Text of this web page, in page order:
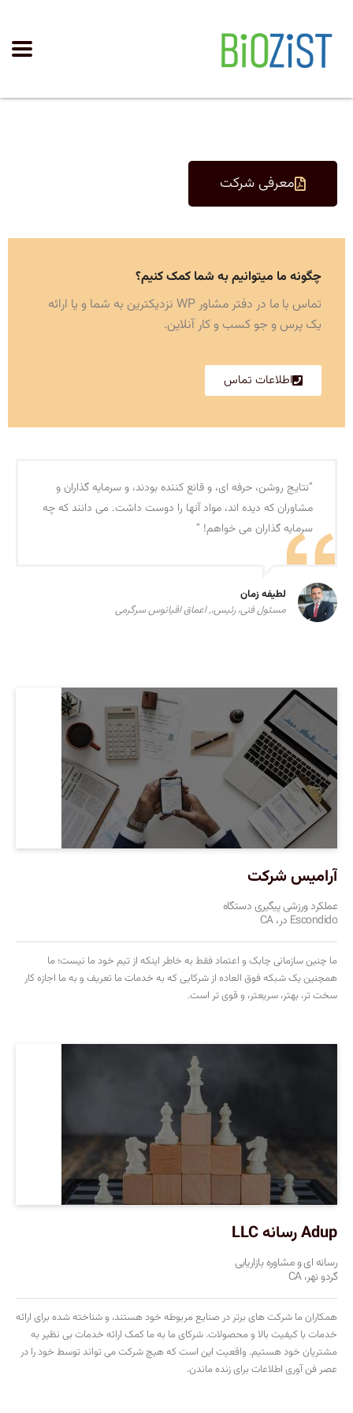
معرفی شرکت
چگونه ما میتوانیم به شما کمک کنیم؟
تماس با ما در دفتر مشاور WP نزدیکترین به شما و یا ارائه
یک پرس و جو کسب و کار آنلاین.
اطلاعات تماس
“نتایج روشن، حرفه ای، و قانع کننده بودند، و سرمایه گذاران و
مشاوران که دیده اند، مواد آنها را دوست داشت. می دانند که چه
سرمایه گذاران می خواهم! “
لطیفه زمان
مسئول فنی، رئیس،, اعماق اقیانوس سرگرمی
آرامیس شرکت
عملکرد ورزشی پیگیری دستگاه
Escondido در، CA
ما چنین سازمانی چابک و اعتماد فقط به خاطر اینکه از تیم خود ما نیست؛ ما
همچنین یک شبکه فوق العاده از شرکایی که به خدمات ما تعریف و به ما اجازه کار
سخت تر، بهتر، سریعتر، و قوی تر است.
Adup رسانه LLC
رسانه ای و مشاوره بازاریابی
گردو نهر، CA
همکاران ما شرکت های برتر در صنایع مربوطه خود هستند، و شناخته شده برای ارائه
خدمات با کیفیت بالا و محصولات. شرکای ما به ما کمک ارائه خدمات بی نظیر به
مشتریان خود هستیم. واقعیت این است که هیچ شرکت می تواند توسط خود را در
عصر فن آوری اطلاعات برای زنده ماندن.